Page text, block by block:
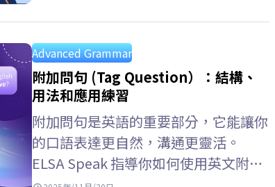
Advanced Grammar
附加問句 (Tag Question）：結構、
用法和應用練習
附加問句是英語的重要部分，它能讓你
的口語表達更自然，溝通更靈活。
ELSA Speak 指導你如何使用英文附加